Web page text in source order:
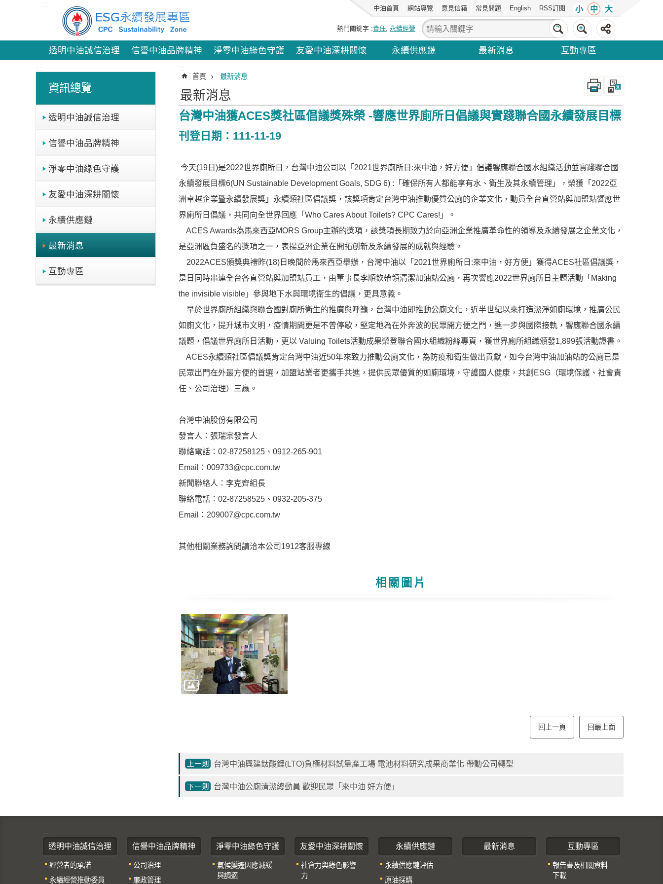
跳到主要內容區塊 中油首頁 網站導覽 意見信箱 常見問題 English RSS訂閱 小 中 大
熱門關鍵字 責任 永續經營
透明中油誠信治理 信譽中油品牌精神 淨零中油綠色守護 友愛中油深耕關懷 永續供應鏈 最新消息 互動專區
資訊總覽
透明中油誠信治理
信譽中油品牌精神
淨零中油綠色守護
友愛中油深耕關懷
永續供應鏈
最新消息
互動專區
首頁 最新消息
最新消息 _
台灣中油獲ACES獎社區倡議獎殊榮 -響應世界廁所日倡議與實踐聯合國永續發展目標
刊登日期：111-11-19
今天(19日)是2022世界廁所日，台灣中油公司以「2021世界廁所日:來中油，好方便」倡議響應聯合國水組織活動並實踐聯合國
永續發展目標6(UN Sustainable Development Goals, SDG 6) :「確保所有人都能享有水、衛生及其永續管理」，榮獲「2022亞
洲卓越企業暨永續發展獎」永續類社區倡議獎，該獎項肯定台灣中油推動優質公廁的企業文化，動員全台直營站與加盟站響應世
界廁所日倡議，共同向全世界回應「Who Cares About Toilets? CPC Cares!」。
ACES Awards為馬來西亞MORS Group主辦的獎項，該獎項長期致力於向亞洲企業推廣革命性的領導及永續發展之企業文化，
是亞洲區負盛名的獎項之一，表揚亞洲企業在開拓創新及永續發展的成就與經驗。
2022ACES頒獎典禮昨(18)日晚間於馬來西亞舉辦，台灣中油以「2021世界廁所日:來中油，好方便」獲得ACES社區倡議獎，
是日同時串連全台各直營站與加盟站員工，由董事長李順欽帶領清潔加油站公廁，再次響應2022世界廁所日主題活動「Making
the invisible visible」參與地下水與環境衛生的倡議，更具意義。
早於世界廁所組織與聯合國對廁所衛生的推廣與呼籲，台灣中油即推動公廁文化，近半世紀以來打造潔淨如廁環境，推廣公民
如廁文化，提升城市文明，疫情期間更是不曾停歇，堅定地為在外奔波的民眾開方便之門，進一步與國際接軌，響應聯合國永續
議題，倡議世界廁所日活動，更以 Valuing Toilets活動成果榮登聯合國水組織粉絲專頁，獲世界廁所組織頒發1,899張活動證書。
ACES永續類社區倡議獎肯定台灣中油近50年來致力推動公廁文化，為防疫和衛生做出貢獻，如今台灣中油加油站的公廁已是
民眾出門在外最方便的首選，加盟站業者更攜手共進，提供民眾優質的如廁環境，守護國人健康，共創ESG（環境保護、社會責
任、公司治理）三贏。
台灣中油股份有限公司
發言人：張瑞宗發言人
聯絡電話：02-87258125、0912-265-901
Email：009733@cpc.com.tw
新聞聯絡人：李克齊組長
聯絡電話：02-87258525、0932-205-375
Email：209007@cpc.com.tw
其他相關業務詢問請洽本公司1912客服專線
相關圖片
回上一頁 回最上面
台灣中油興建鈦酸鋰(LTO)負極材料試量產工場 電池材料研究成果商業化 帶動公司轉型
台灣中油公廁清潔總動員 歡迎民眾「來中油 好方便」
:::
透明中油誠信治理
經營者的承諾
永續經營推動委員
信譽中油品牌精神
公司治理
廉政管理
淨零中油綠色守護
氣候變遷因應減緩
與調適
友愛中油深耕關懷
社會力與綠色影響
力
永續供應鏈
永續供應鏈評估
原油採購
最新消息 互動專區
報告書及相關資料
下載